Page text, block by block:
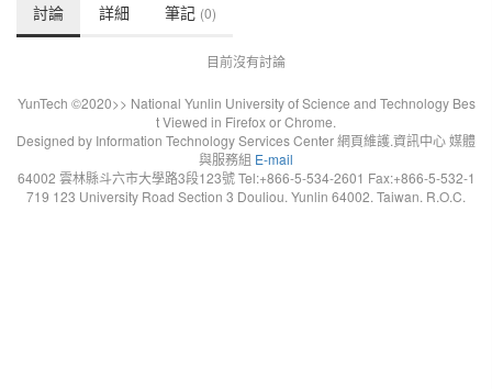
討論 詳細 筆記 (0)
目前沒有討論
YunTech ©2020>> National Yunlin University of Science and Technology Bes
t Viewed in Firefox or Chrome.
Designed by Information Technology Services Center 網頁維護.資訊中心 媒體
與服務組 E-mail
64002 雲林縣斗六市大學路3段123號 Tel:+866-5-534-2601 Fax:+866-5-532-1
719 123 University Road Section 3 Douliou. Yunlin 64002. Taiwan. R.O.C.